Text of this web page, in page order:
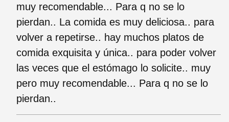
muy recomendable... Para q no se lo
pierdan.. La comida es muy deliciosa.. para
volver a repetirse.. hay muchos platos de
comida exquisita y única.. para poder volver
las veces que el estómago lo solicite.. muy
pero muy recomendable... Para q no se lo
pierdan..